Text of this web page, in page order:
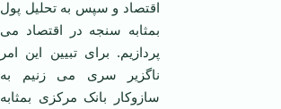
اقتصاد و سپس به تحلیل پول
بمثابه سنجه در اقتصاد می
پردازیم. برای تبیین این امر
ناگزیر سری می زنیم به
سازوکار بانک مرکزی بمثابه